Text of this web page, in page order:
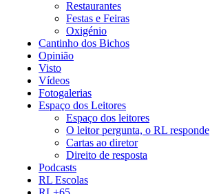
Restaurantes
Festas e Feiras
Oxigénio
Cantinho dos Bichos
Opinião
Visto
Vídeos
Fotogalerias
Espaço dos Leitores
Espaço dos leitores
O leitor pergunta, o RL responde
Cartas ao diretor
Direito de resposta
Podcasts
RL Escolas